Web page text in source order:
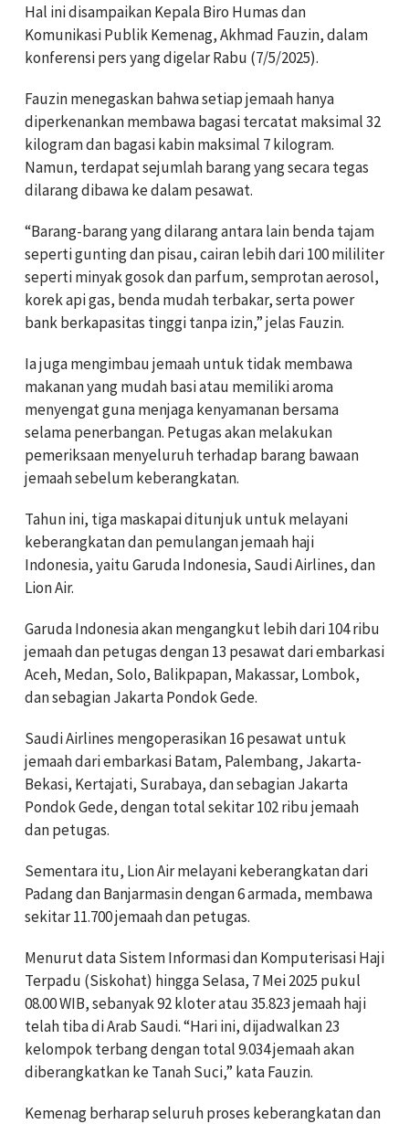
Hal ini disampaikan Kepala Biro Humas dan
Komunikasi Publik Kemenag, Akhmad Fauzin, dalam
konferensi pers yang digelar Rabu (7/5/2025).
Fauzin menegaskan bahwa setiap jemaah hanya
diperkenankan membawa bagasi tercatat maksimal 32
kilogram dan bagasi kabin maksimal 7 kilogram.
Namun, terdapat sejumlah barang yang secara tegas
dilarang dibawa ke dalam pesawat.
“Barang-barang yang dilarang antara lain benda tajam
seperti gunting dan pisau, cairan lebih dari 100 mililiter
seperti minyak gosok dan parfum, semprotan aerosol,
korek api gas, benda mudah terbakar, serta power
bank berkapasitas tinggi tanpa izin,” jelas Fauzin.
Ia juga mengimbau jemaah untuk tidak membawa
makanan yang mudah basi atau memiliki aroma
menyengat guna menjaga kenyamanan bersama
selama penerbangan. Petugas akan melakukan
pemeriksaan menyeluruh terhadap barang bawaan
jemaah sebelum keberangkatan.
Tahun ini, tiga maskapai ditunjuk untuk melayani
keberangkatan dan pemulangan jemaah haji
Indonesia, yaitu Garuda Indonesia, Saudi Airlines, dan
Lion Air.
Garuda Indonesia akan mengangkut lebih dari 104 ribu
jemaah dan petugas dengan 13 pesawat dari embarkasi
Aceh, Medan, Solo, Balikpapan, Makassar, Lombok,
dan sebagian Jakarta Pondok Gede.
Saudi Airlines mengoperasikan 16 pesawat untuk
jemaah dari embarkasi Batam, Palembang, Jakarta-
Bekasi, Kertajati, Surabaya, dan sebagian Jakarta
Pondok Gede, dengan total sekitar 102 ribu jemaah
dan petugas.
Sementara itu, Lion Air melayani keberangkatan dari
Padang dan Banjarmasin dengan 6 armada, membawa
sekitar 11.700 jemaah dan petugas.
Menurut data Sistem Informasi dan Komputerisasi Haji
Terpadu (Siskohat) hingga Selasa, 7 Mei 2025 pukul
08.00 WIB, sebanyak 92 kloter atau 35.823 jemaah haji
telah tiba di Arab Saudi. “Hari ini, dijadwalkan 23
kelompok terbang dengan total 9.034 jemaah akan
diberangkatkan ke Tanah Suci,” kata Fauzin.
Kemenag berharap seluruh proses keberangkatan dan